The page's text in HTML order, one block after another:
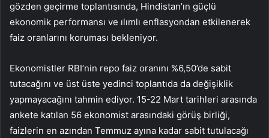
gözden geçirme toplantısında, Hindistan’ın güçlü
ekonomik performansı ve ılımlı enflasyondan etkilenerek
faiz oranlarını koruması bekleniyor.
Ekonomistler RBI’nin repo faiz oranını %6,50’de sabit
tutacağını ve üst üste yedinci toplantıda da değişiklik
yapmayacağını tahmin ediyor. 15-22 Mart tarihleri arasında
ankete katılan 56 ekonomist arasındaki görüş birliği,
faizlerin en azından Temmuz ayına kadar sabit tutulacağı